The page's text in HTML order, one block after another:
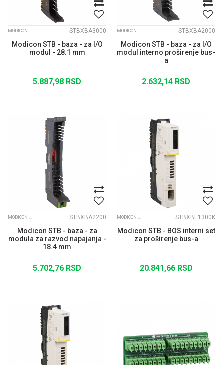
MODICON STB STBXBA3000
Modicon STB - baza - za I/O
modul - 28.1 mm
5.887,98 RSD
MODICON STB STBXBA2000
Modicon STB - baza - za I/O
modul interno proširenje bus-
a
2.632,14 RSD
MODICON STB STBXBA2200
Modicon STB - baza - za
modula za razvod napajanja -
18.4 mm
5.702,76 RSD
MODICON STB STBXBE1300K
Modicon STB - BOS interni set
za proširenje bus-a
20.841,66 RSD